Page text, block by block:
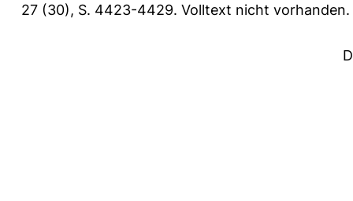
27 (30), S. 4423-4429. Volltext nicht vorhanden.